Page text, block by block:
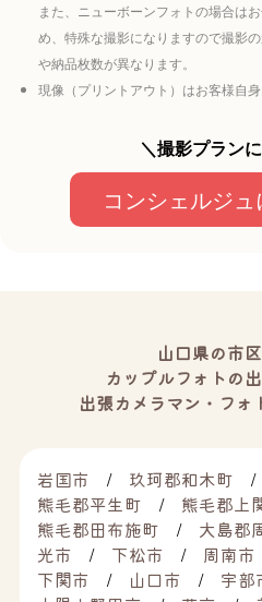
また、ニューボーンフォトの場合は
め、特殊な撮影になりますので撮影
や納品枚数が異なります。
現像（プリントアウト）はお客様自
＼撮影プラン
コンシェルジュ
山口県の市
カップルフォトの
出張カメラマン・フォ
岩国市 玖珂郡和木町
熊毛郡平生町
熊毛郡上
熊毛郡田布施町
大島郡
光市
下松市 周南市
下関市
山口市
宇部